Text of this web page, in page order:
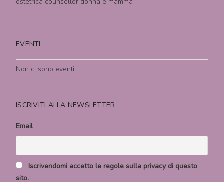
EVENTI
Non ci sono eventi
ISCRIVITI ALLA NEWSLETTER
Email
Iscrivendomi accetto le regole sulla privacy di questo
sito.